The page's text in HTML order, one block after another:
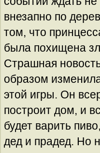
внезапно по
том, что
была похищена
Страшная
образом
этой игры. Он
построит дом, и
будет варить
дед и прадед. Но